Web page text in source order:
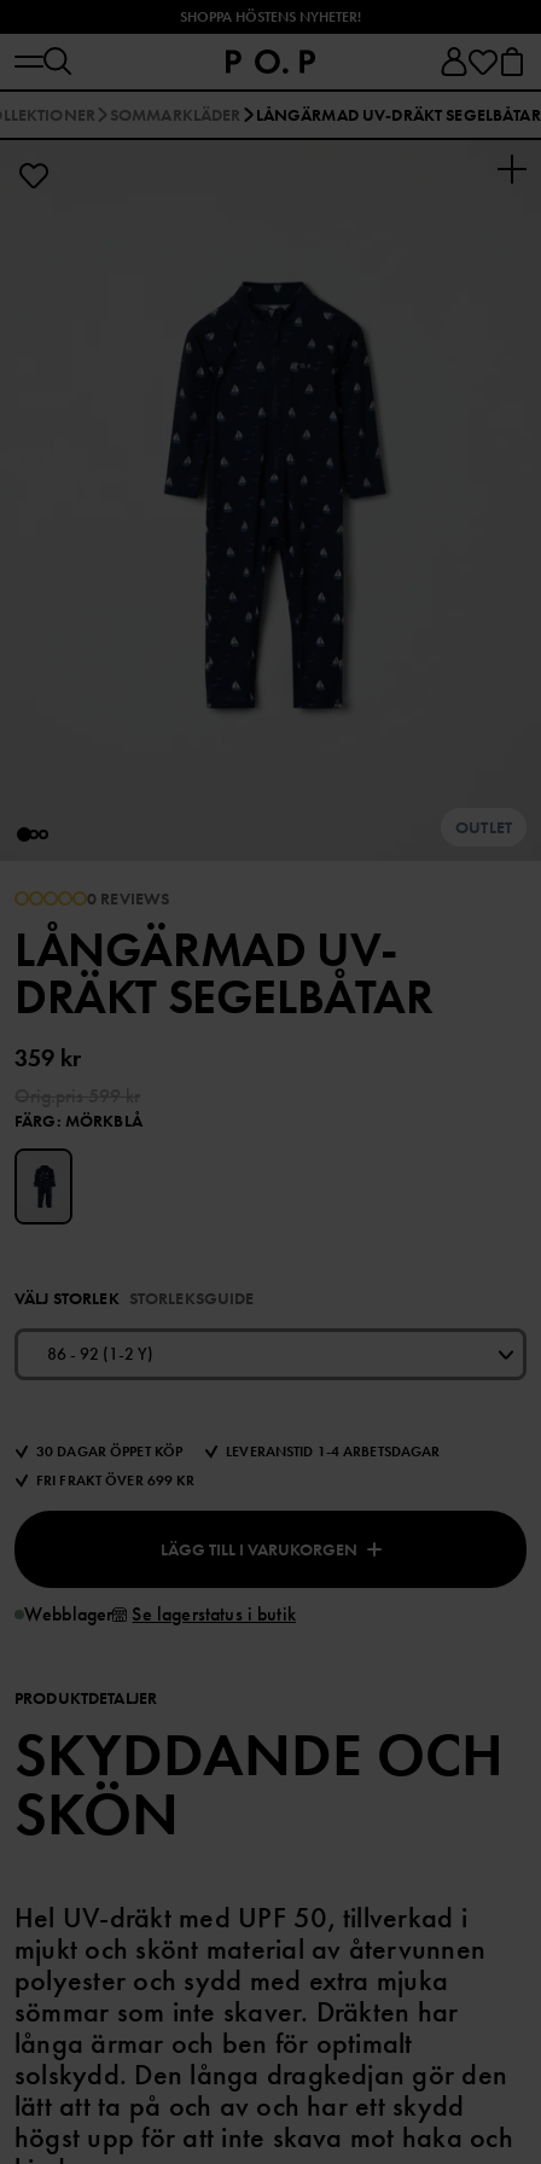
SHOPPA HÖSTENS NYHETER!
SOMMARKLÄDER LÅNGÄRMAD UV-DRÄKT SEGELBÅTAR
OUTLET
0 REVIEWS
LÅNGÄRMAD UV-
DRÄKT SEGELBÅTAR
359 kr
FÄRG: MÖRKBLÅ
VÄLJ STORLEK STORLEKSGUIDE
86 - 92 (1-2 Y)
30 DAGAR ÖPPET KÖP
LEVERANSTID 1-4 ARBETSDAGAR
FRI FRAKT ÖVER 699 KR
LÄGG TILL I VARUKORGEN
Webblager Se lagerstatus i butik
PRODUKTDETALJER
SKYDDANDE OCH
SKÖN
Hel UV-dräkt med UPF 50, tillverkad i
mjukt och skönt material av återvunnen
polyester och sydd med extra mjuka
sömmar som inte skaver. Dräkten har
långa ärmar och ben för optimalt
solskydd. Den långa dragkedjan gör den
lätt att ta på och av och har ett skydd
högst upp för att inte skava mot haka och